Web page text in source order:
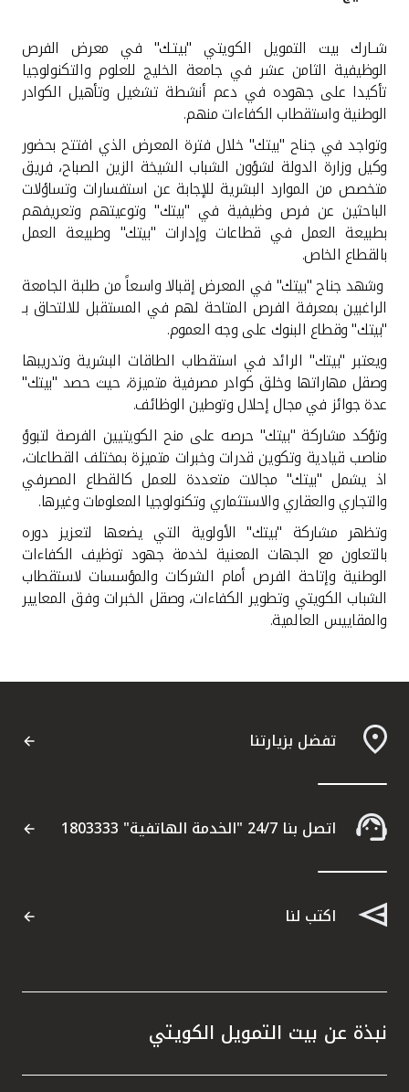
أدوات وخدمات
خدمات ما بعد البيع
اتصل بنا
مواقع الفروع وأجهزة الصرف الآلي
ألمانيا
ماليزيا
تركيا
مصر
المملكة المتحدة
مملكة البحرين
شــارك بيت التمويل الكويتي "بيتـك" في معرض الفرص
الوظيفية الثامن عشر في جامعة الخليج للعلوم والتكنولوجيا
تأكيدا على جهوده في دعم أنشطة تشغيل وتأهيل الكوادر
الوطنية واستقطاب الكفاءات منهم.
وتواجد في جناح "بيتك" خلال فترة المعرض الذي افتتح بحضور
وكيل وزارة الدولة لشؤون الشباب الشيخة الزين الصباح، فريق
متخصص من الموارد البشرية للإجابة عن استفسارات وتساؤلات
الباحثين عن فرص وظيفية في "بيتك" وتوعيتهم وتعريفهم
بطبيعة العمل في قطاعات وإدارات "بيتك" وطبيعة العمل
بالقطاع الخاص.
وشهد جناح "بيتك" في المعرض إقبالا واسعاً من طلبة الجامعة
الراغبين بمعرفة الفرص المتاحة لهم في المستقبل للالتحاق بـ
"بيتك" وقطاع البنوك على وجه العموم.
ويعتبر "بيتك" الرائد في استقطاب الطاقات البشرية وتدريبها
وصقل مهاراتها وخلق كوادر مصرفية متميزة، حيث حصد "بيتك"
عدة جوائز في مجال إحلال وتوطين الوظائف.
وتؤكد مشاركة "بيتك" حرصه على منح الكويتيين الفرصة لتبوؤ
مناصب قيادية وتكوين قدرات وخبرات متميزة بمختلف القطاعات،
اذ يشمل "بيتك" مجالات متعددة للعمل كالقطاع المصرفي
والتجاري والعقاري والاستثماري وتكنولوجيا المعلومات وغيرها.
وتظهر مشاركة "بيتك" الأولوية التي يضعها لتعزيز دوره
بالتعاون مع الجهات المعنية لخدمة جهود توظيف الكفاءات
الوطنية وإتاحة الفرص أمام الشركات والمؤسسات لاستقطاب
الشباب الكويتي وتطوير الكفاءات، وصقل الخبرات وفق المعايير
والمقاييس العالمية.
تفضل بزيارتنا
اتصل بنا 24/7 "الخدمة الهاتفية" 1803333
اكتب لنا
نبذة عن بيت التمويل الكويتي